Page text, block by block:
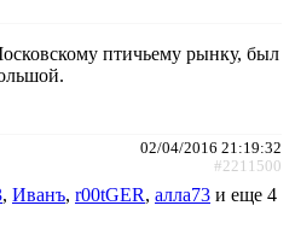
птичьему рынку, был
02/04/2016 21:19:32
#2211500
, Иванъ, r00tGER, алла73 и еще 4